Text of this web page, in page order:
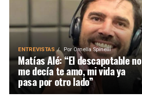
ENTREVISTAS Por Ornella Spinelli
Matías Alé: “El descapotable no
me decía te amo, mi vida ya
pasa por otro lado”